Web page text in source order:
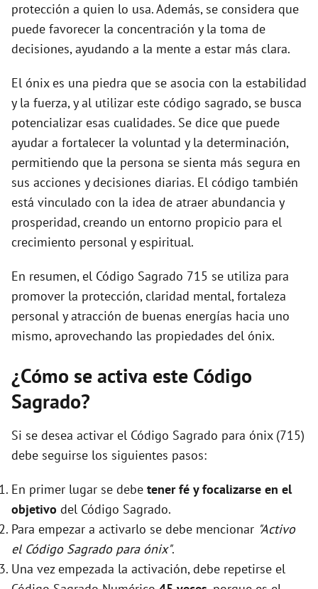
o
protección a quien lo usa. Además, se considera que
puede favorecer la concentración y la toma de
decisiones, ayudando a la mente a estar más clara.
El ónix es una piedra que se asocia con la estabilidad
y la fuerza, y al utilizar este código sagrado, se busca
potencializar esas cualidades. Se dice que puede
ayudar a fortalecer la voluntad y la determinación,
permitiendo que la persona se sienta más segura en
sus acciones y decisiones diarias. El código también
está vinculado con la idea de atraer abundancia y
prosperidad, creando un entorno propicio para el
crecimiento personal y espiritual.
En resumen, el Código Sagrado 715 se utiliza para
promover la protección, claridad mental, fortaleza
personal y atracción de buenas energías hacia uno
mismo, aprovechando las propiedades del ónix.
¿Cómo se activa este Código
Sagrado?
Si se desea activar el Código Sagrado para ónix (715)
debe seguirse los siguientes pasos:
En primer lugar se debe tener fé y focalizarse en el
objetivo del Código Sagrado.
Para empezar a activarlo se debe mencionar "Activo
el Código Sagrado para ónix".
Una vez empezada la activación, debe repetirse el